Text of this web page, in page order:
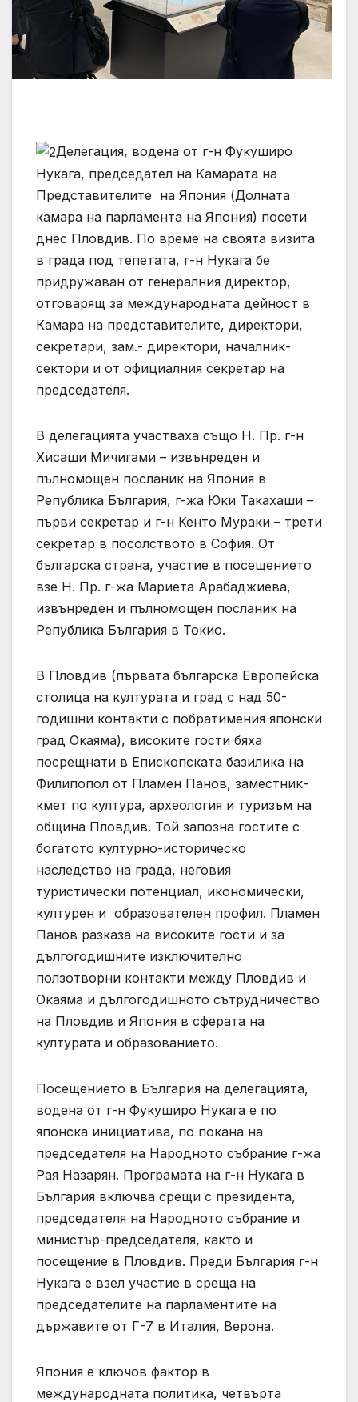
Делегация, водена от г-н Фукуширо
Нукага, председател на Камарата на
Представителите на Япония (Долната
камара на парламента на Япония) посети
днес Пловдив. По време на своята визита
в града под тепетата, г-н Нукага бе
придружаван от генералния директор,
отговарящ за международната дейност в
Камара на представителите, директори,
секретари, зам.- директори, началник-
сектори и от официалния секретар на
председателя.
В делегацията участваха също Н. Пр. г-н
Хисаши Мичигами – извънреден и
пълномощен посланик на Япония в
Република България, г-жа Юки Такахаши –
първи секретар и г-н Кенто Мураки – трети
секретар в посолството в София. От
българска страна, участие в посещението
взе Н. Пр. г-жа Мариета Арабаджиева,
извънреден и пълномощен посланик на
Република България в Токио.
В Пловдив (първата българска Европейска
столица на културата и град с над 50-
годишни контакти с побратимения японски
град Окаяма), високите гости бяха
посрещнати в Епископската базилика на
Филипопол от Пламен Панов, заместник-
кмет по култура, археология и туризъм на
община Пловдив. Той запозна гостите с
богатото културно-историческо
наследство на града, неговия
туристически потенциал, икономически,
културен и образователен профил. Пламен
Панов разказа на високите гости и за
дългогодишните изключително
ползотворни контакти между Пловдив и
Окаяма и дългогодишното сътрудничество
на Пловдив и Япония в сферата на
културата и образованието.
Посещението в България на делегацията,
водена от г-н Фукуширо Нукага е по
японска инициатива, по покана на
председателя на Народното събрание г-жа
Рая Назарян. Програмата на г-н Нукага в
България включва срещи с президента,
председателя на Народното събрание и
министър-председателя, както и
посещение в Пловдив. Преди България г-н
Нукага е взел участие в среща на
председателите на парламентите на
държавите от Г-7 в Италия, Верона.
Япония е ключов фактор в
международната политика, четвърта